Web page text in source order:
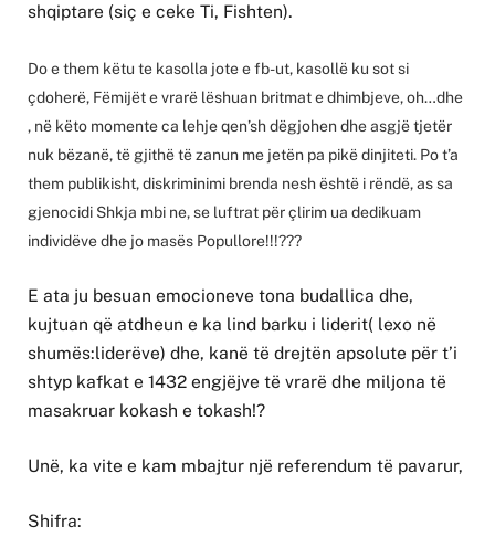
shqiptare (siç e ceke Ti, Fishten).
Do e them këtu te kasolla jote e fb-ut, kasollë ku sot si
çdoherë, Fëmijët e vrarë lëshuan britmat e dhimbjeve,oh…dhe
, në këto momente ca lehje qen’sh dëgjohen dhe asgjë tjetër
nuk bëzanë, të gjithë të zanun me jetën pa pikë dinjiteti. Po t’a
them publikisht, diskriminimi brenda nesh është i rëndë, as sa
gjenocidi Shkja mbi ne, se luftrat për çlirim ua dedikuam
individëve dhe jo masës Popullore!!!???
E ata ju besuan emocioneve tona budallica dhe,
kujtuan që atdheun e ka lind barku i liderit( lexo në
shumës:liderëve) dhe, kanë të drejtën apsolute për t’i
shtyp kafkat e 1432 engjëjve të vrarë dhe miljona të
masakruar kokash e tokash!?
Unë, ka vite e kam mbajtur një referendum të pavarur,
Shifra: